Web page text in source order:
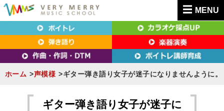
MENU
東京（新宿・八王子）・横浜・名古屋・京都で
「本気」になれるボイトレ教室｜VERY MERRY
MUSIC SCHOOL（ベリーメリー）
東京（新宿・八王子）・横浜・名古屋・京都で「本気」になれるボイトレ教室｜
VERY MERRY MUSIC SCHOOL（ベリーメリー）
ホーム 声模様 ギター弾き語り女子が迷子になりませんように。
ギター弾き語り女子が迷子に